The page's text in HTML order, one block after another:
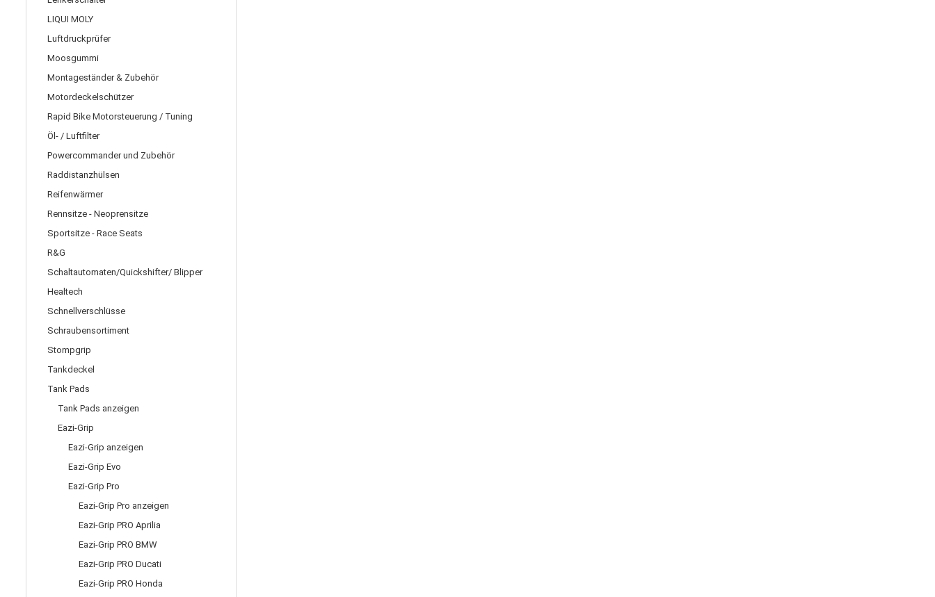
LIQUI MOLY
Luftdruckprüfer
Moosgummi
Montageständer & Zubehör
Motordeckelschützer
Rapid Bike Motorsteuerung / Tuning
Öl- / Luftfilter
Powercommander und Zubehör
Raddistanzhülsen
Reifenwärmer
Rennsitze - Neoprensitze
Sportsitze - Race Seats
R&G
Schaltautomaten/Quickshifter/ Blipper
Healtech
Schnellverschlüsse
Schraubensortiment
Stompgrip
Tankdeckel
Tank Pads
Tank Pads anzeigen
Eazi-Grip
Eazi-Grip anzeigen
Eazi-Grip Evo
Eazi-Grip Pro
Eazi-Grip Pro anzeigen
Eazi-Grip PRO Aprilia
Eazi-Grip PRO BMW
Eazi-Grip PRO Ducati
Eazi-Grip PRO Honda